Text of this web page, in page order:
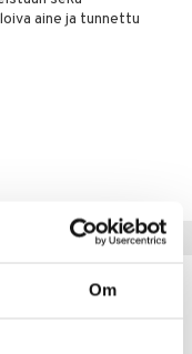
Om
aine ja tunnettu